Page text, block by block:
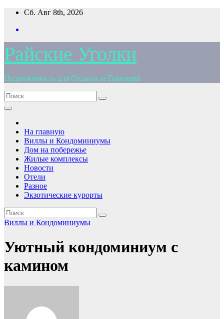
Перейти
содержимому
Сб. Авг 8th, 2026
Райские Уголки
Недвижимость для Отдыха за Границей
На главную
Виллы и Кондоминиумы
Дом на побережье
Жилые комплексы
Новости
Отели
Разное
Экзотические курорты
Виллы и Кондоминиумы
Уютный кондоминиум с
камином